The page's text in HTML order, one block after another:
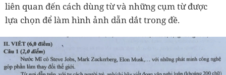
liên quan đến cách dùng từ và những cụm từ được
lựa chọn để làm hình ảnh dẫn dắt trong đề.